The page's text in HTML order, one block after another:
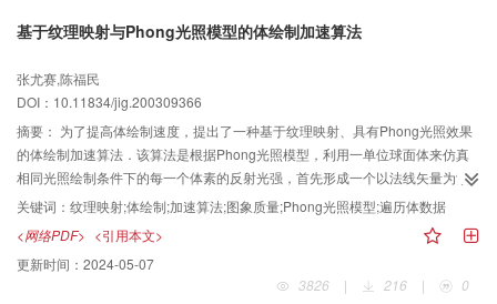
基于纹理映射与Phong光照模型的体绘制加速算法
张尤赛,陈福民
DOI：10.11834/jig.200309366
摘要： 为了提高体绘制速度，提出了一种基于纹理映射、具有Phong光照效果
的体绘制加速算法．该算法是根据Phong光照模型，利用一单位球面体来仿真
相同光照绘制条件下的每一个体素的反射光强，首先形成一个以法线矢量为索
引值的反射光强查寻表，再应用窗值变换的加速算法来计算体素的不透明度；
然后采用纹理映射的方法将体素光强值与由不透明度组成的3D数据集从物体空
间投射到观察空间，再沿视方向融合为3D图象．实验表明，这种3D旋转的明暗
修正保证了体绘制中3D旋转几何变换的多视角观察的交互速度．由于该算法综
合了体绘制软件算法数据处理与纹理映射硬件加速的优点，并用2D纹理映射与
关键词： 纹理映射;体绘制;加速算法;图象质量;Phong光照模型;遍历体数据
<网络PDF> <引用本文>
更新时间： 2024-05-07
3826
| 216 | 0